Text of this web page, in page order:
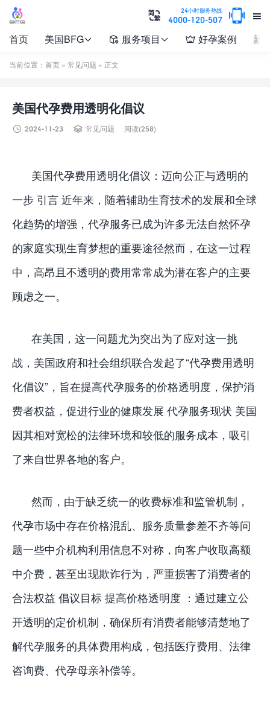

24小时服务热线
4000-120-507 

首页 美国BFG  服务项目   好孕案例 新
当前位置： 首页 » 常见问题 » 正文
美国代孕费用透明化倡议
 2024-11-23  常见问题 阅读(258)
美国代孕费用透明化倡议：迈向公正与透明的
一步 引言 近年来，随着辅助生育技术的发展和全球
化趋势的增强，代孕服务已成为许多无法自然怀孕
的家庭实现生育梦想的重要途径然而，在这一过程
中，高昂且不透明的费用常常成为潜在客户的主要
顾虑之一。
在美国，这一问题尤为突出为了应对这一挑
战，美国政府和社会组织联合发起了“代孕费用透明
化倡议”，旨在提高代孕服务的价格透明度，保护消
费者权益，促进行业的健康发展 代孕服务现状 美国
因其相对宽松的法律环境和较低的服务成本，吸引
了来自世界各地的客户。
然而，由于缺乏统一的收费标准和监管机制，
代孕市场中存在价格混乱、服务质量参差不齐等问
题一些中介机构利用信息不对称，向客户收取高额
中介费，甚至出现欺诈行为，严重损害了消费者的
合法权益 倡议目标 提高价格透明度 ：通过建立公
开透明的定价机制，确保所有消费者能够清楚地了
解代孕服务的具体费用构成，包括医疗费用、法律
咨询费、代孕母亲补偿等。